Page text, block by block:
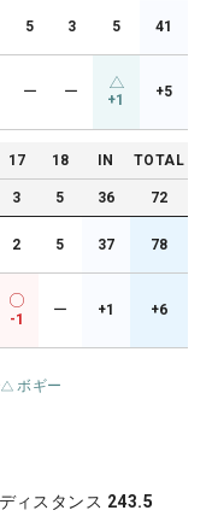
5 3 5 41
ー ー +1 +5
17 18 IN TOTAL
3 5 36 72
2 5 37 78
-1
ー +1 +6
ボギー
ィスタンス 243.5